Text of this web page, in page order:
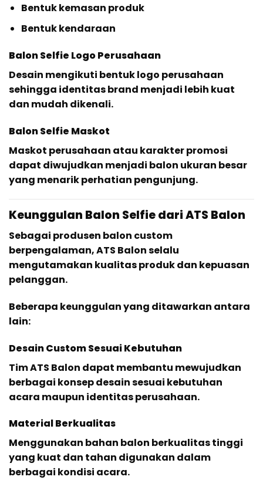
Bentuk kemasan produk
Bentuk kendaraan
Balon Selfie Logo Perusahaan
Desain mengikuti bentuk logo perusahaan
sehingga identitas brand menjadi lebih kuat
dan mudah dikenali.
Balon Selfie Maskot
Maskot perusahaan atau karakter promosi
dapat diwujudkan menjadi balon ukuran besar
yang menarik perhatian pengunjung.
Keunggulan Balon Selfie dari ATS Balon
Sebagai produsen balon custom
berpengalaman, ATS Balon selalu
mengutamakan kualitas produk dan kepuasan
pelanggan.
Beberapa keunggulan yang ditawarkan antara
lain:
Desain Custom Sesuai Kebutuhan
Tim ATS Balon dapat membantu mewujudkan
berbagai konsep desain sesuai kebutuhan
acara maupun identitas perusahaan.
Material Berkualitas
Menggunakan bahan balon berkualitas tinggi
yang kuat dan tahan digunakan dalam
berbagai kondisi acara.